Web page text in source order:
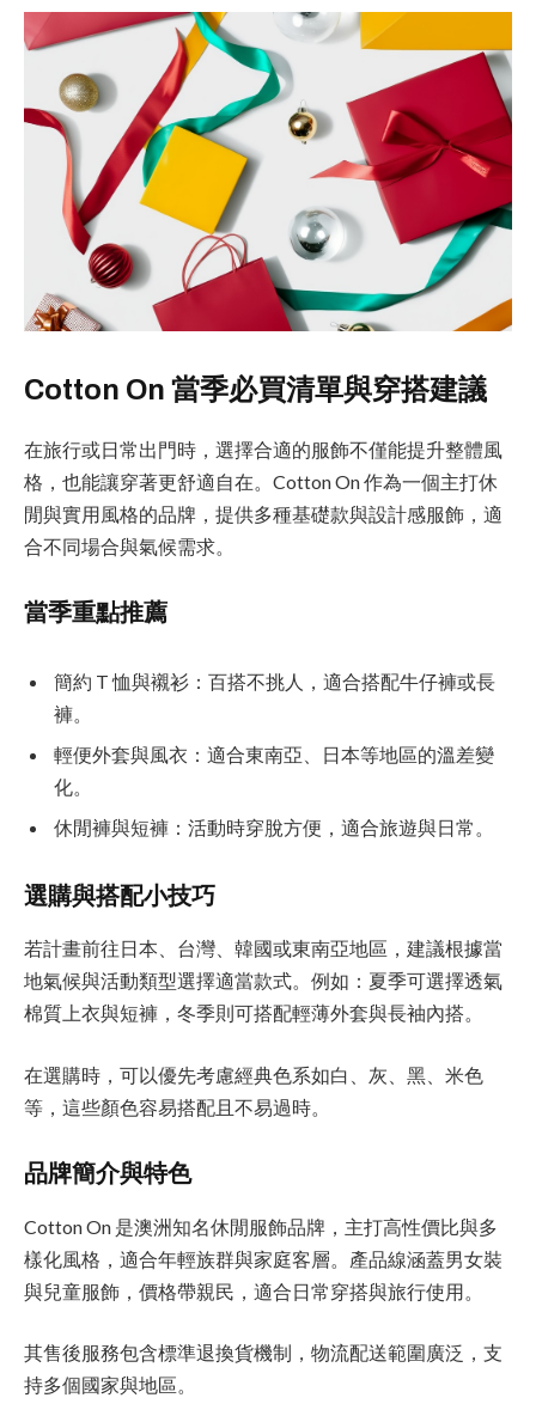
Cotton On 當季必買清單與穿搭建議
在旅行或日常出門時，選擇合適的服飾不僅能提升整體風
格，也能讓穿著更舒適自在。Cotton On 作為一個主打休
閒與實用風格的品牌，提供多種基礎款與設計感服飾，適
合不同場合與氣候需求。
當季重點推薦
簡約 T 恤與襯衫：百搭不挑人，適合搭配牛仔褲或長
褲。
輕便外套與風衣：適合東南亞、日本等地區的溫差變
化。
休閒褲與短褲：活動時穿脫方便，適合旅遊與日常。
選購與搭配小技巧
若計畫前往日本、台灣、韓國或東南亞地區，建議根據當
地氣候與活動類型選擇適當款式。例如：夏季可選擇透氣
棉質上衣與短褲，冬季則可搭配輕薄外套與長袖內搭。
在選購時，可以優先考慮經典色系如白、灰、黑、米色
等，這些顏色容易搭配且不易過時。
品牌簡介與特色
Cotton On 是澳洲知名休閒服飾品牌，主打高性價比與多
樣化風格，適合年輕族群與家庭客層。產品線涵蓋男女裝
與兒童服飾，價格帶親民，適合日常穿搭與旅行使用。
其售後服務包含標準退換貨機制，物流配送範圍廣泛，支
持多個國家與地區。